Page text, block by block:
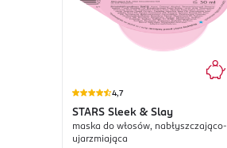
4,7
STARS Sleek & Slay
maska do włosów, nabłyszczająco-
ujarzmiająca